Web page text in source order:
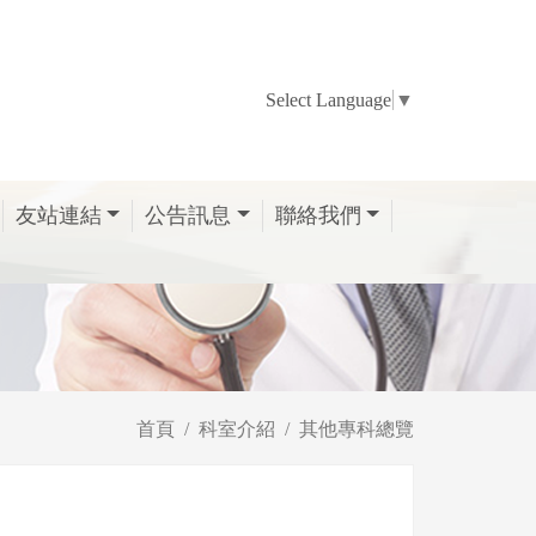
Select Language ▼
友站連結 公告訊息 聯絡我們
首頁 科室介紹 其他專科總覽